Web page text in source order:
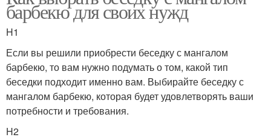
барбекю для своих нужд
H1
Если вы решили приобрести беседку с мангалом
барбекю, то вам нужно подумать о том, какой тип
беседки подходит именно вам. Выбирайте беседку с
мангалом барбекю, которая будет удовлетворять ваши
потребности и требования.
H2